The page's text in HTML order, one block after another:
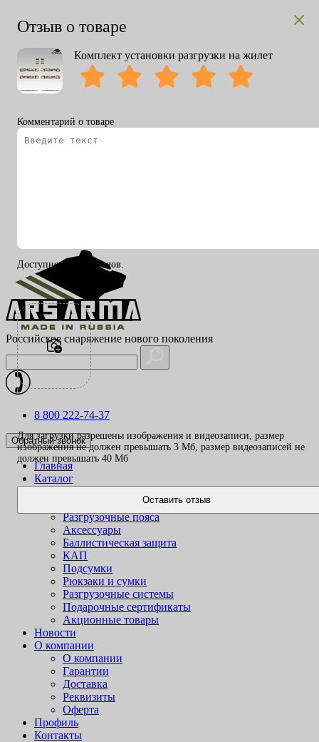
Российское снаряжение нового поколения
8 800 222-74-37
Обратный звонок
Главная
Каталог
Разгрузочные пояса
Аксессуары
Баллистическая защита
КАП
Подсумки
Рюкзаки и сумки
Разгрузочные системы
Подарочные сертификаты
Акционные товары
Новости
О компании
О компании
Гарантии
Доставка
Реквизиты
Оферта
Профиль
Контакты
Отзыв о товаре
Комплект установки разгрузки на жилет
Комментарий о товаре
Доступно 200 символов.
Для загрузки разрешены изображения и видеозаписи, размер
изображения не должен превышать 3 Mб, размер видеозаписей не
должен превышать 40 Mб
Оставить отзыв